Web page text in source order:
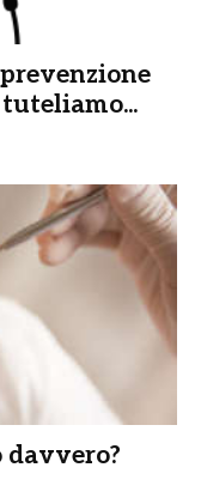
davvero?